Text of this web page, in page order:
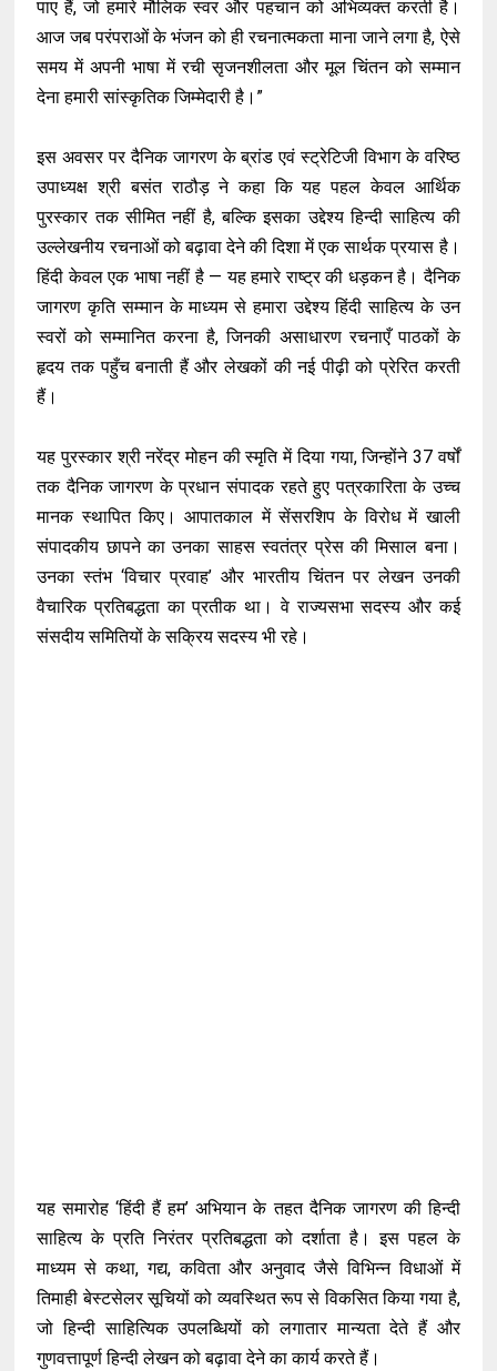
पाए हैं, जो हमारे मौलिक स्वर और पहचान को अभिव्यक्त करती है।
आज जब परंपराओं के भंजन को ही रचनात्मकता माना जाने लगा है, ऐसे
समय में अपनी भाषा में रची सृजनशीलता और मूल चिंतन को सम्मान
देना हमारी सांस्कृतिक जिम्मेदारी है।”
इस अवसर पर दैनिक जागरण के ब्रांड एवं स्ट्रेटिजी विभाग के वरिष्ठ
उपाध्यक्ष श्री बसंत राठौड़ ने कहा कि यह पहल केवल आर्थिक
पुरस्कार तक सीमित नहीं है, बल्कि इसका उद्देश्य हिन्दी साहित्य की
उल्लेखनीय रचनाओं को बढ़ावा देने की दिशा में एक सार्थक प्रयास है।
हिंदी केवल एक भाषा नहीं है — यह हमारे राष्ट्र की धड़कन है। दैनिक
जागरण कृति सम्मान के माध्यम से हमारा उद्देश्य हिंदी साहित्य के उन
स्वरों को सम्मानित करना है, जिनकी असाधारण रचनाएँ पाठकों के
हृदय तक पहुँच बनाती हैं और लेखकों की नई पीढ़ी को प्रेरित करती
हैं।
यह पुरस्कार श्री नरेंद्र मोहन की स्मृति में दिया गया, जिन्होंने 37 वर्षों
तक दैनिक जागरण के प्रधान संपादक रहते हुए पत्रकारिता के उच्च
मानक स्थापित किए। आपातकाल में सेंसरशिप के विरोध में खाली
संपादकीय छापने का उनका साहस स्वतंत्र प्रेस की मिसाल बना।
उनका स्तंभ ‘विचार प्रवाह’ और भारतीय चिंतन पर लेखन उनकी
वैचारिक प्रतिबद्धता का प्रतीक था। वे राज्यसभा सदस्य और कई
संसदीय समितियों के सक्रिय सदस्य भी रहे।
यह समारोह ‘हिंदी हैं हम’ अभियान के तहत दैनिक जागरण की हिन्दी
साहित्य के प्रति निरंतर प्रतिबद्धता को दर्शाता है। इस पहल के
माध्यम से कथा, गद्य, कविता और अनुवाद जैसे विभिन्न विधाओं में
तिमाही बेस्टसेलर सूचियों को व्यवस्थित रूप से विकसित किया गया है,
जो हिन्दी साहित्यिक उपलब्धियों को लगातार मान्यता देते हैं और
गुणवत्तापूर्ण हिन्दी लेखन को बढ़ावा देने का कार्य करते हैं।